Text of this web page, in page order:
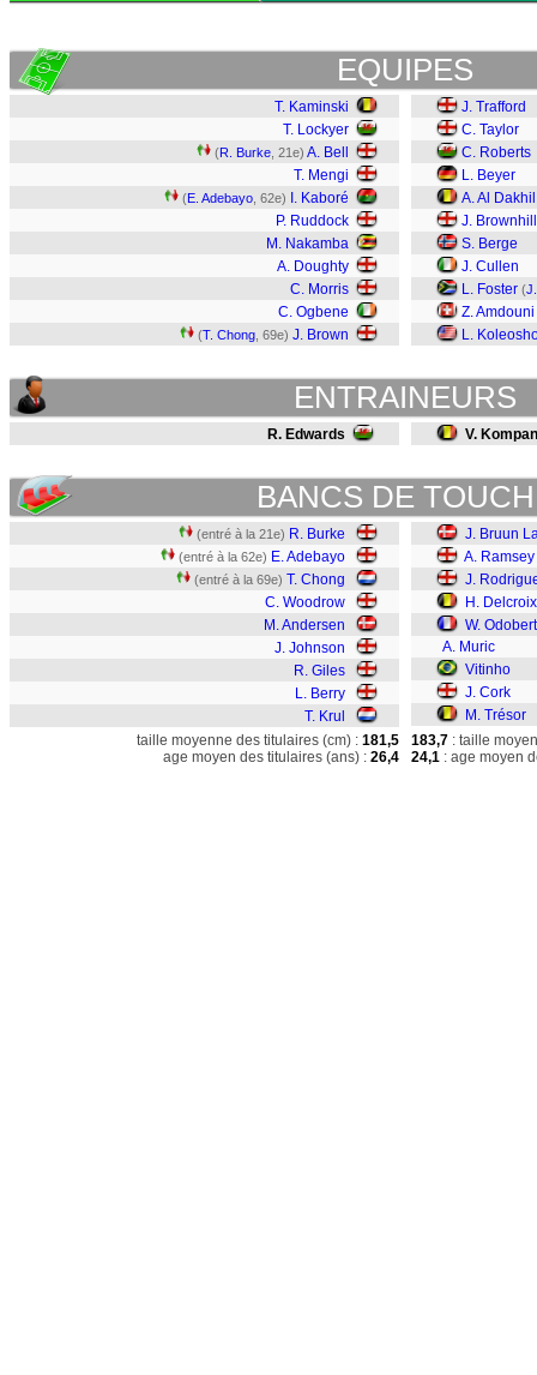
EQUIPES
T. Kaminski
T. Lockyer
(R. Burke , 21e) A. Bell
T. Mengi
(E. Adebayo , 62e)
I. Kaboré
P. Ruddock
M. Nakamba
A. Doughty
C. Morris
C. Ogbene
(T. Chong , 69e) J. Brown
J. Trafford
C. Taylor
C. Roberts
L. Beyer
A. Al Dakhil
J. Brownhill
S. Berge
J. Cullen
L. Foster (
Z. Amdouni
L.
ENTRAINEURS
R. Edwards V.
BANCS DE
(entré à la 21e) R. Burke
(entré à la 62e) E. Adebayo
(entré à la 69e) T. Chong
C. Woodrow
M. Andersen
J. Johnson
R. Giles
L. Berry
T. Krul
J. Bruun
A. Ramsey
J.
H. Delcroix
W. Odobert
A. Muric
Vitinho
J. Cork
M. Trésor
taille moyenne des titulaires (cm) : 181,5
age moyen des titulaires (ans) : 26,4
183,7 : taille
24,1 : age moyen